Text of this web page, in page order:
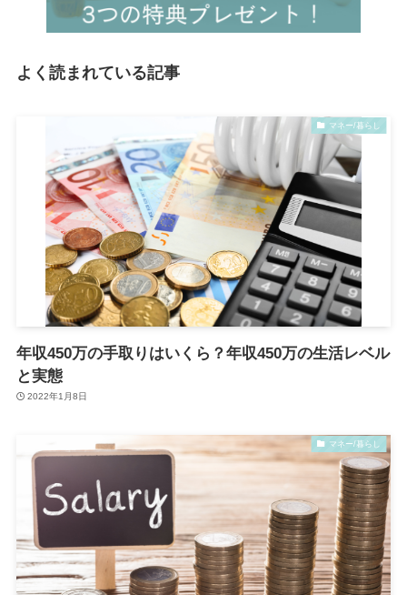
よく読まれている記事
マネー/暮らし
年収450万の手取りはいくら？年収450万の生活レベル
と実態
2022年1月8日
マネー/暮らし